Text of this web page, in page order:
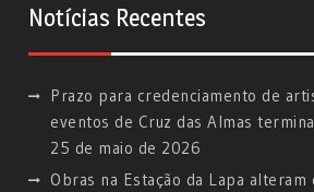
Notícias Recentes
Prazo para credenciamento de
eventos de Cruz das Almas
25 de maio de 2026
Obras na Estação da Lapa alteram